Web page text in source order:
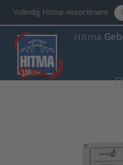
Volledig Hitma-Assortiment
Hitma